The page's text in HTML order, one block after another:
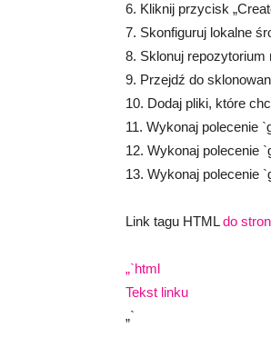
6. Kliknij przycisk
7. Skonfiguruj lokalne
8. Sklonuj repozytorium
9. Przejdź do
10. Dodaj pliki, które
11. Wykonaj polecenie
12. Wykonaj polecenie
13. Wykonaj polecenie
Link tagu HTMLdo
„`html
Tekst linku
„`